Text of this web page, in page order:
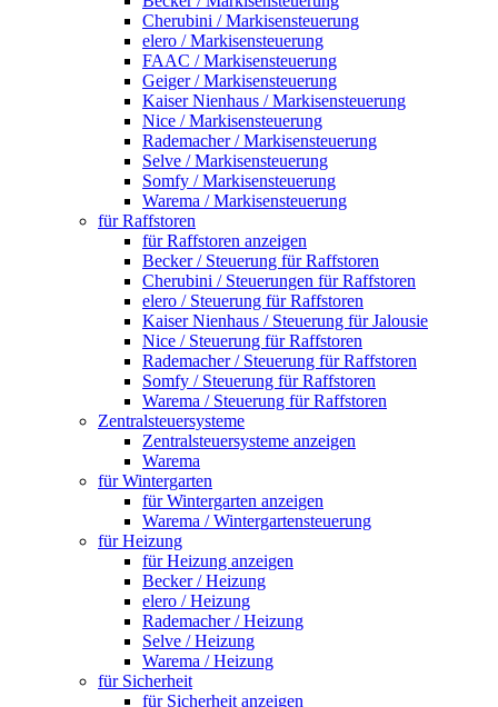
Cherubini / Markisensteuerung
elero / Markisensteuerung
FAAC / Markisensteuerung
Geiger / Markisensteuerung
Kaiser Nienhaus / Markisensteuerung
Nice / Markisensteuerung
Rademacher / Markisensteuerung
Selve / Markisensteuerung
Somfy / Markisensteuerung
Warema / Markisensteuerung
für Raffstoren
für Raffstoren anzeigen
Becker / Steuerung für Raffstoren
Cherubini / Steuerungen für Raffstoren
elero / Steuerung für Raffstoren
Kaiser Nienhaus / Steuerung für Jalousie
Nice / Steuerung für Raffstoren
Rademacher / Steuerung für Raffstoren
Somfy / Steuerung für Raffstoren
Warema / Steuerung für Raffstoren
Zentralsteuersysteme
Zentralsteuersysteme anzeigen
Warema
für Wintergarten
für Wintergarten anzeigen
Warema / Wintergartensteuerung
für Heizung
für Heizung anzeigen
Becker / Heizung
elero / Heizung
Rademacher / Heizung
Selve / Heizung
Warema / Heizung
für Sicherheit
für Sicherheit anzeigen